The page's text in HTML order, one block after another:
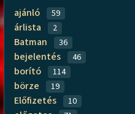
ajánló 59
árlista 2
Batman 36
bejelentés 46
borító 114
börze 19
Előfizetés 10